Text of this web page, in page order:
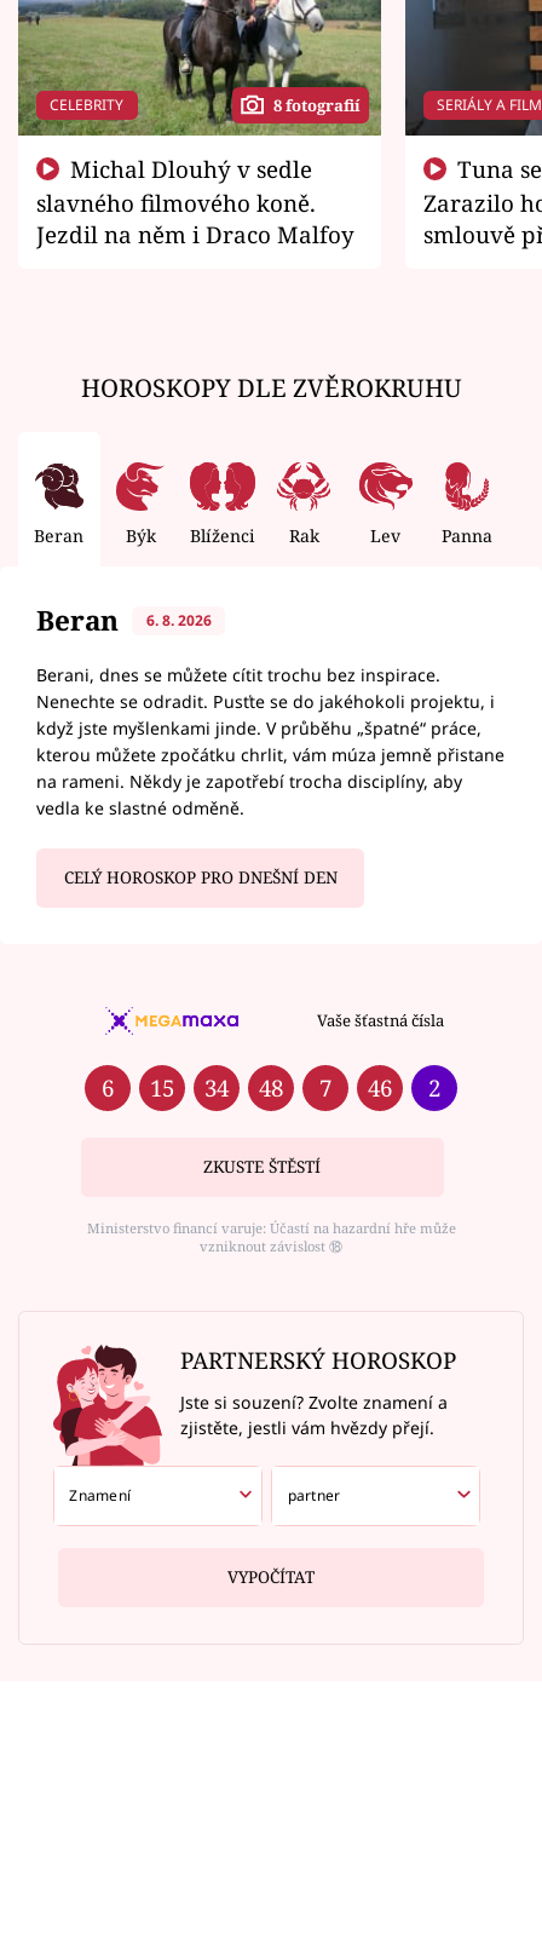
CELEBRITY 8 fotografií
slavného filmového koně.
Jezdil na něm i Draco Malfoy
SERIÁLY A
Zarazilo
smlouvě
HOROSKOPY DLE ZVĚROKRUHU
Beran Býk Blíženci Rak Lev Panna
Beran 6. 8. 2026
Berani, dnes se můžete cítit trochu bez inspirace.
Nenechte se odradit. Pusťte se do jakéhokoli projektu, i
když jste myšlenkami jinde. V průběhu „špatné“ práce,
kterou můžete zpočátku chrlit, vám múza jemně přistane
na rameni. Někdy je zapotřebí trocha disciplíny, aby
vedla ke slastné odměně.
CELÝ HOROSKOP PRO DNEŠNÍ DEN
Vaše šťastná čísla
6 15 34 48 7 46 2
ZKUSTE ŠTĚSTÍ
Ministerstvo financí varuje: Účastí na hazardní hře může
vzniknout závislost ⑱
PARTNERSKÝ HOROSKOP
Jste si souzení? Zvolte znamení a
zjistěte, jestli vám hvězdy přejí.
VYPOČÍTAT